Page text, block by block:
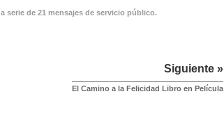
serie de 21 mensajes de servicio público.
Siguiente »
El Camino a la Felicidad Libro en Película